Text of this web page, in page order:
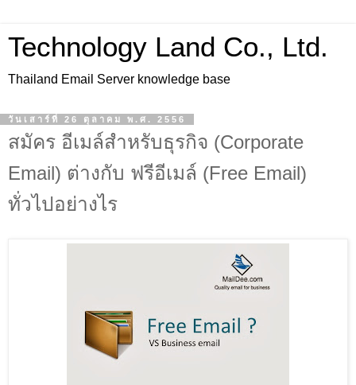
Technology Land Co., Ltd.
Thailand Email Server knowledge base
วันเสาร์ที่ 26 ตุลาคม พ.ศ. 2556
สมัคร อีเมล์สำหรับธุรกิจ (Corporate
Email) ต่างกับ ฟรีอีเมล์ (Free Email)
ทั่วไปอย่างไร